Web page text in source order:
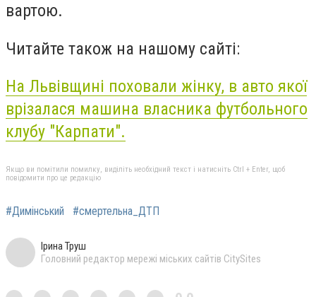
вартою.
Читайте також на нашому сайті:
На Львівщині поховали жінку, в авто якої
врізалася машина власника футбольного
клубу "Карпати".
Якщо ви помітили помилку, виділіть необхідний текст і натисніть Ctrl + Enter, щоб
повідомити про це редакцію
#Димінський #смертельна_ДТП
Ірина Труш
Головний редактор мережі міських сайтів CitySites